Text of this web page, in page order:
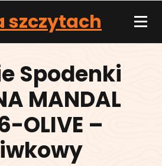
szczytach
Spodenki
MANDAL
OLIVE –